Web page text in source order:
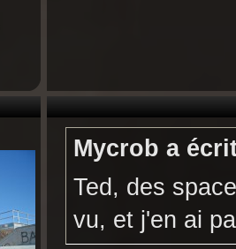
Mycrob a
Ted, des
vu, et j'en ai